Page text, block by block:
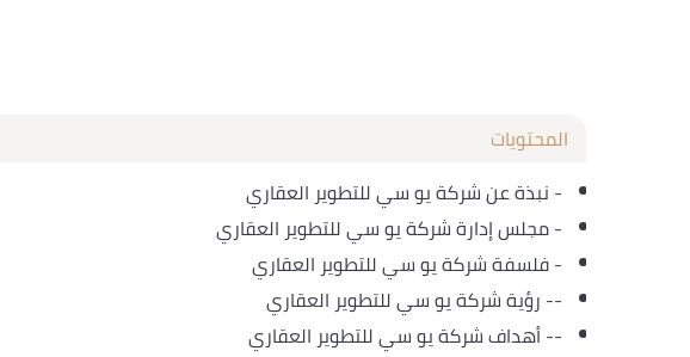
المحتويات
- نبذة عن شركة يو سي للتطوير العقاري
-مجلس إدارة شركة يو سي للتطوير العقاري
-فلسفة شركة يو سي للتطوير العقاري
-- رؤية شركة يو سي للتطوير العقاري
--أهداف شركة يو سي للتطوير العقاري